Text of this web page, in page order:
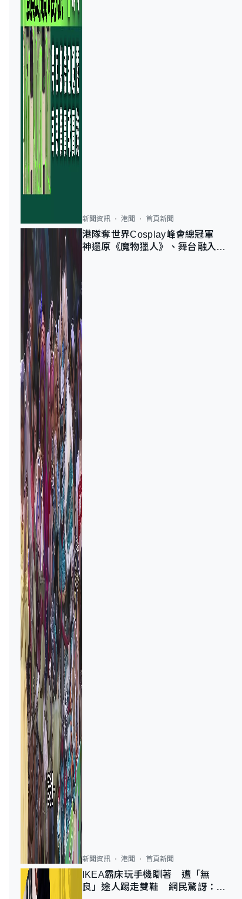
新聞資訊 港聞 首頁新聞
港隊奪世界Cosplay峰會總冠軍
神還原《魔物獵人》、舞台融入獅
新聞資訊 港聞 首頁新聞
IKEA霸床玩手機瞓著 遭「無
良」途人踢走雙鞋 網民驚訝：冇